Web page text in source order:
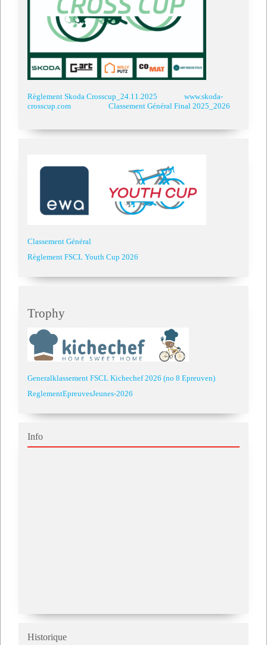
Règlement Skoda Crosscup_24.11.2025
www.skoda-
crosscup.com
Classement Général Final 2025_2026
Classement Général
Règlement FSCL Youth Cup 2026
Trophy
Generalklassement FSCL Kichechef 2026 (no 8 Epreuven)
ReglementEpreuvesJeunes-2026
Info
Historique